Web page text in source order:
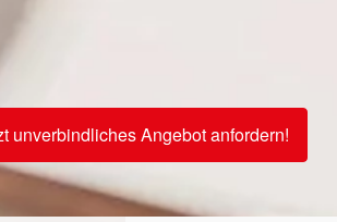
unverbindliches Angebot anfordern!